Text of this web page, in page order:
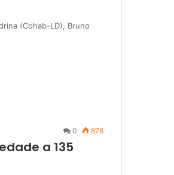
(Cohab-LD), Bruno
0 878
a 135